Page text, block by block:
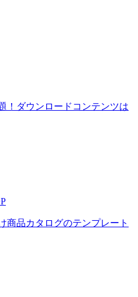
！ダウンロードコンテンツは
商品カタログのテンプレート